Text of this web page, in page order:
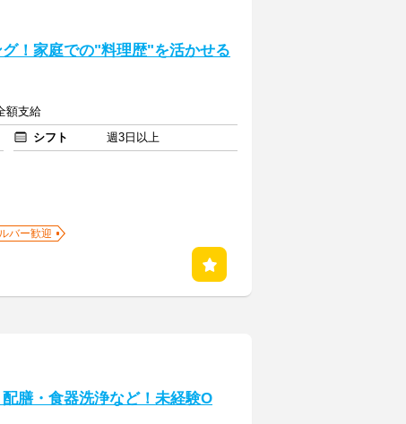
グ！家庭での"料理歴"を活かせる
額支給
シフト
週3日以上
バー歓迎
膳・食器洗浄など！未経験O